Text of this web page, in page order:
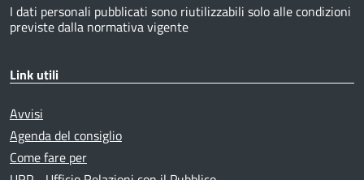
I dati personali pubblicati sono riutilizzabili solo alle condizioni
previste dalla normativa vigente
Link utili
Avvisi
Agenda del consiglio
Come fare per